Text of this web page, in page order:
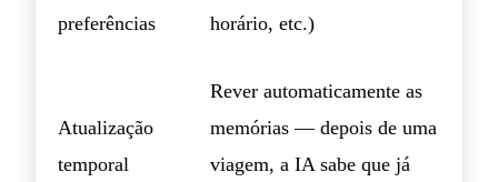
preferências
horário, etc.)
Atualização
temporal
Rever automaticamente as
memórias — depois de uma
viagem, a IA sabe que já